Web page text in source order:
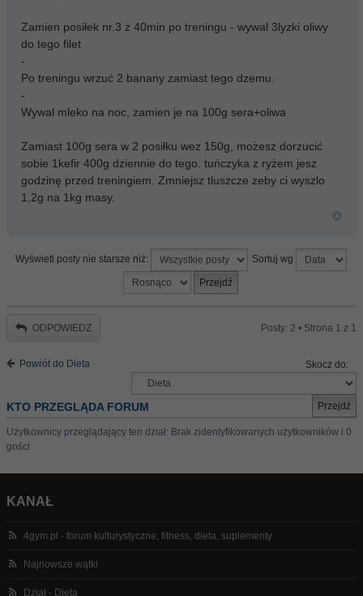
Zamien posiłek nr.3 z 40min po treningu - wywal 3lyzki oliwy
do tego filet
-
Po treningu wrzuć 2 banany zamiast tego dzemu.
-
Wywal mleko na noc, zamien je na 100g sera+oliwa
Zamiast 100g sera w 2 posiłku wez 150g, możesz dorzucić
sobie 1kefir 400g dziennie do tego. tuńczyka z ryżem jesz
godzinę przed treningiem. Zmniejsz tluszcze zeby ci wyszlo
1,2g na 1kg masy.
Wyświetl posty nie starsze niż: Sortuj wg
ODPOWIEDZ Posty: 2 • Strona 1 z 1
Powrót do Dieta Skocz do:
KTO PRZEGLĄDA FORUM
Użytkownicy przeglądający ten dział: Brak zidentyfikowanych użytkowników i 0
gości
KANAŁ
4gym.pl - forum kulturystyczne, fitness, dieta, suplementy
Najnowsze wątki
Dział - Dieta